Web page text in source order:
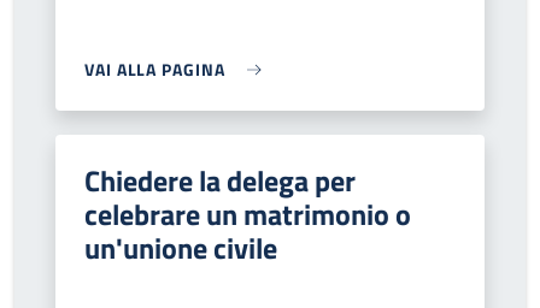
VAI ALLA PAGINA
Chiedere la delega per
celebrare un matrimonio o
un'unione civile